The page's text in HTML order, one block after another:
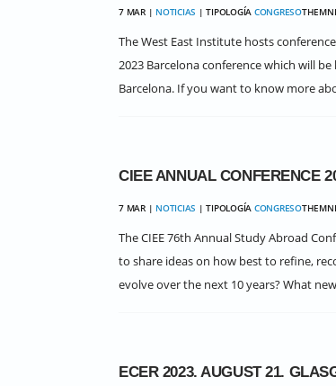
7 MAR | NOTICIAS | TIPOLOGÍA CONGRESO
The West East Institute hosts
2023 Barcelona conference which will
Barcelona. If you want to know more
CIEE ANNUAL CONFERENCE
7 MAR | NOTICIAS | TIPOLOGÍA CONGRESO
The CIEE 76th Annual Study Abroad
to share ideas on how best to refine,
evolve over the next 10 years? What
ECER 2023. AUGUST 21.